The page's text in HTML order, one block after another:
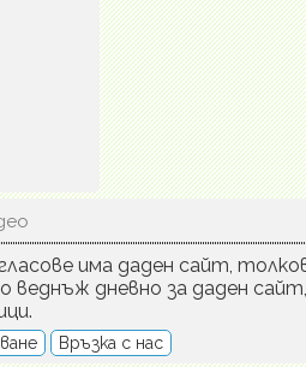
има даден сайт,
дневно за даден
Връзка с нас